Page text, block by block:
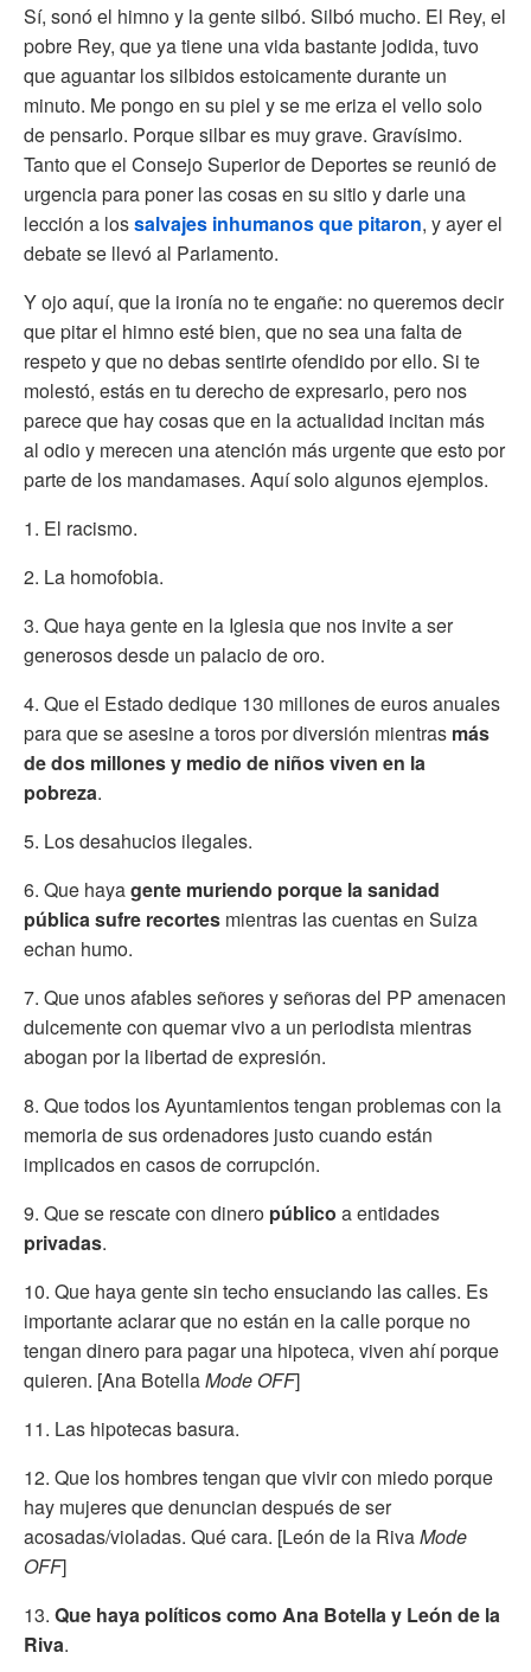
Sí, sonó el himno y la gente silbó. Silbó mucho. El Rey, el
pobre Rey, que ya tiene una vida bastante jodida, tuvo
que aguantar los silbidos estoicamente durante un
minuto. Me pongo en su piel y se me eriza el vello solo
de pensarlo. Porque silbar es muy grave. Gravísimo.
Tanto que el Consejo Superior de Deportes se reunió de
urgencia para poner las cosas en su sitio y darle una
lección a lossalvajes inhumanos que pitaron, y ayer el
debate se llevó al Parlamento.
Y ojo aquí, que la ironía no te engañe: no queremos decir
que pitar el himno esté bien, que no sea una falta de
respeto y que no debas sentirte ofendido por ello. Si te
molestó, estás en tu derecho de expresarlo, pero nos
parece que hay cosas que en la actualidad incitan más
al odio y merecen una atención más urgente que esto por
parte de los mandamases. Aquí solo algunos ejemplos.
1. El racismo.
2. La homofobia.
3. Que haya gente en la Iglesia que nos invite a ser
generosos desde un palacio de oro.
4. Que el Estado dedique 130 millones de euros anuales
para que se asesine a toros por diversión mientras más
de dos millones y medio de niños viven en la
pobreza.
5. Los desahucios ilegales.
6. Que hayagente muriendo porque la sanidad
pública sufre recortes mientras las cuentas en Suiza
echan humo.
7. Que unos afables señores y señoras del PP amenacen
dulcemente con quemar vivo a un periodista mientras
abogan por la libertad de expresión.
8. Que todos los Ayuntamientos tengan problemas con la
memoria de sus ordenadores justo cuando están
implicados en casos de corrupción.
9. Que se rescate con dinero público a entidades
privadas.
10. Que haya gente sin techo ensuciando las calles. Es
importante aclarar que no están en la calle porque no
tengan dinero para pagar una hipoteca, viven ahí porque
quieren. [Ana BotellaMode OFF]
11. Las hipotecas basura.
12. Que los hombres tengan que vivir con miedo porque
hay mujeres que denuncian después de ser
acosadas/violadas. Qué cara. [León de la RivaMode
OFF]
13. Que haya políticos como Ana Botella y León de la
Riva.